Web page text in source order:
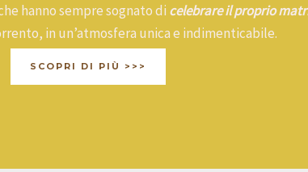
hanno sempre sognato di celebrare il proprio
in un’atmosfera unica e indimenticabile.
SCOPRI DI PIÙ >>>